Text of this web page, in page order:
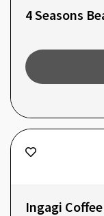
4 Seasons
Ingagi Coffee